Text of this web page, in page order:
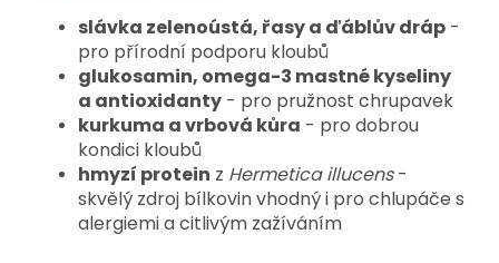
slávka zelenoústá, řasy a ďáblův dráp -
pro přírodní podporu kloubů
glukosamin, omega-3 mastné kyseliny
a antioxidanty - pro pružnost chrupavek
kurkuma a vrbová kůra - pro dobrou
kondici kloubů
hmyzí protein z Hermetica illucens-
skvělý zdroj bílkovin vhodný i pro chlupáče s
alergiemi a citlivým zažíváním